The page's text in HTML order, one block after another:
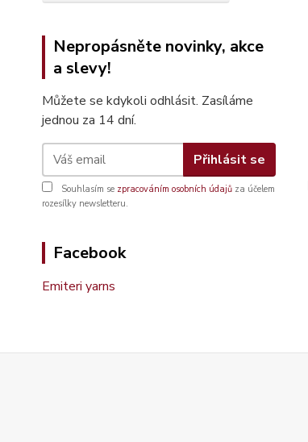
Nepropásněte novinky, akce
a slevy!
Můžete se kdykoli odhlásit. Zasíláme
jednou za 14 dní.
Přihlásit se
Souhlasím se zpracováním osobních údajů za účelem
rozesílky newsletteru.
Facebook
Emiteri yarns